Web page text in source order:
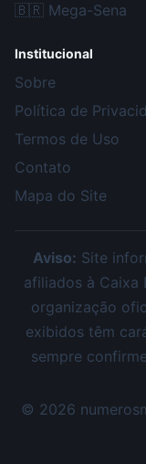
🇧🇷 Mega-Sena
Institucional
Sobre
Política de
Termos de Uso
Contato
Mapa do Site
Aviso: Site
afiliados à Caixa
organização
exibidos têm
sempre
© 2026